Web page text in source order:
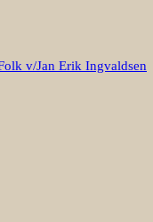
v/Jan Erik Ingvaldsen